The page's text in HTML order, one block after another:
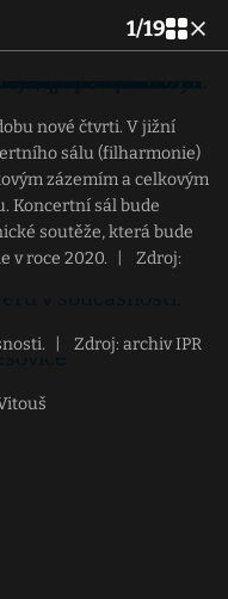
1/19
nové čtvrti. V jižní
sálu (filharmonie)
zázemím a celkovým
Koncertní sál bude
soutěže, která bude
v roce 2020.
Zdroj:
Zdroj: archiv IPR